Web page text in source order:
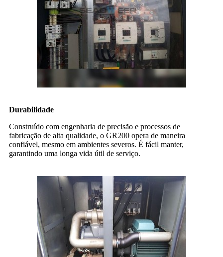
Durabilidade
Construído com engenharia de precisão e processos de
fabricação de alta qualidade, o GR200 opera de maneira
confiável, mesmo em ambientes severos. É fácil manter,
garantindo uma longa vida útil de serviço.